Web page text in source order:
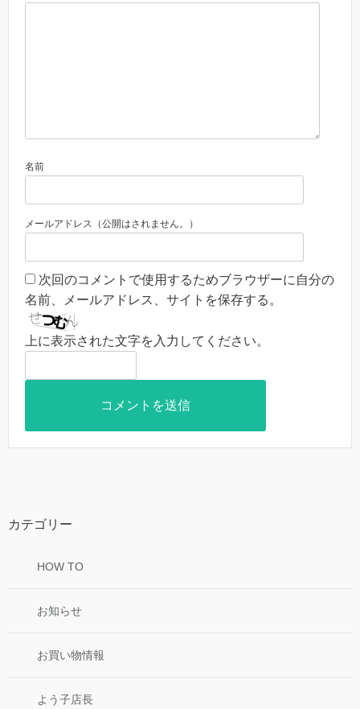
名前
メールアドレス（公開はされません。）
次回のコメントで使用するためブラウザーに自分の
名前、メールアドレス、サイトを保存する。
上に表示された文字を入力してください。
カテゴリー
HOW TO
お知らせ
お買い物情報
よう子店長